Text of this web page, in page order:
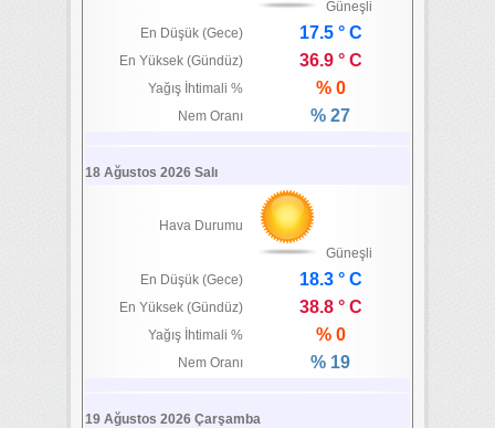
Güneşli
En Düşük (Gece)
17.5 ° C
En Yüksek (Gündüz) 36.9 ° C
Yağış İhtimali % % 0
Nem Oranı % 27
18 Ağustos 2026 Salı
Hava Durumu
Güneşli
En Düşük (Gece)
18.3 ° C
En Yüksek (Gündüz) 38.8 ° C
Yağış İhtimali % % 0
Nem Oranı % 19
19 Ağustos 2026 Çarşamba